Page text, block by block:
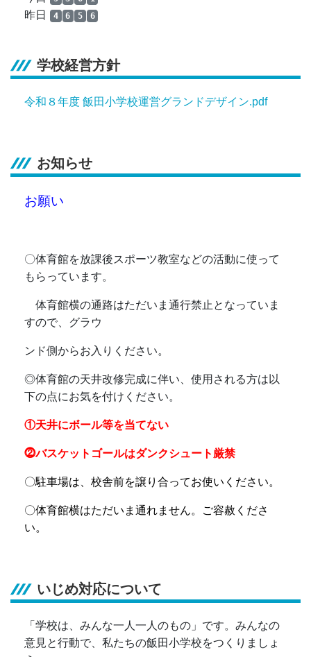
昨日 4 6 5 6
学校経営方針
令和８年度 飯田小学校運営グランドデザイン.pdf
お知らせ
お願い
〇体育館を放課後スポーツ教室などの活動に使って
もらっています。
体育館横の通路はただいま通行禁止となっていま
すので、グラウ
ンド側からお入りください。
◎体育館の天井改修完成に伴い、使用される方は以
下の点にお気を付けください。
①天井にボール等を当てない
⓶バスケットゴールはダンクシュート厳禁
〇駐車場は、校舎前を譲り合ってお使いください。
〇体育館横はただいま通れません。ご容赦くださ
い。
いじめ対応について
「学校は、みんな一人一人のもの」です。みんなの
意見と行動で、私たちの飯田小学校をつくりましょ